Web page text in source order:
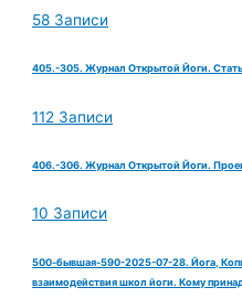
58 Записи
405.-305. Журнал Открытой Йоги.
112 Записи
406.-306. Журнал Открытой Йоги.
10 Записи
500-бывшая-590-2025-07-28. Йога,
взаимодействия школ йоги. Кому